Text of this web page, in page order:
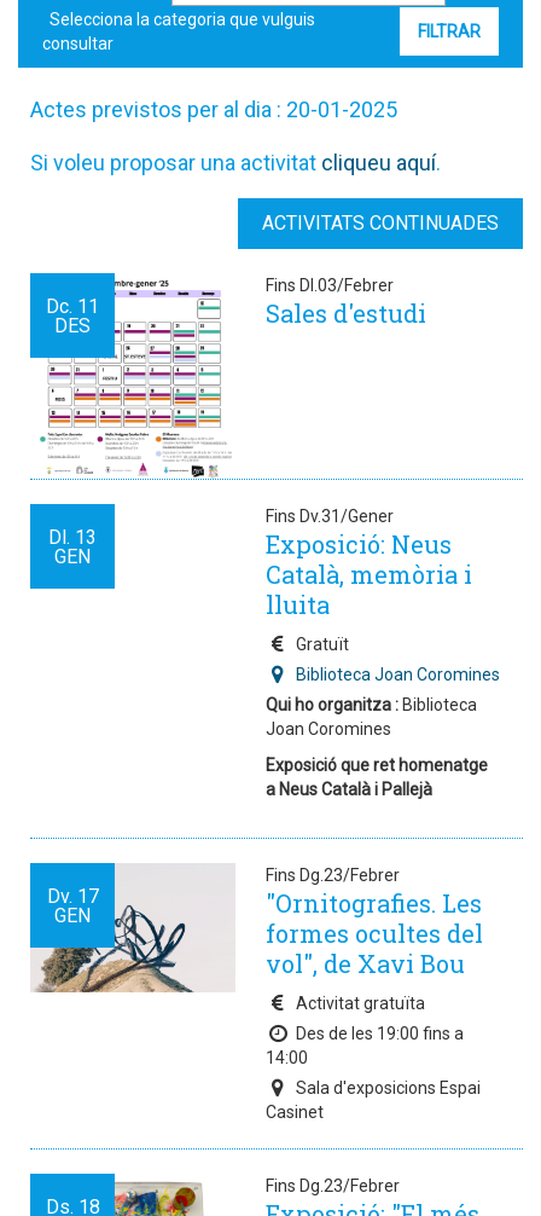
Selecciona la categoria que vulguis
consultar
Actes previstos per al dia : 20-01-2025
Si voleu proposar una activitat cliqueu aquí.
ACTIVITATS CONTINUADES
Dc. 11
DES
Fins Dl.03/Febrer
Sales d'estudi
Dl. 13
GEN
Fins Dv.31/Gener
Exposició: Neus
Català, memòria i
lluita
Gratuït
Biblioteca Joan Coromines
Qui ho organitza : Biblioteca
Joan Coromines
Exposició que ret homenatge
a Neus Català i Pallejà
Dv. 17
GEN
Fins Dg.23/Febrer
"Ornitografies. Les
formes ocultes del
vol", de Xavi Bou
Activitat gratuïta
Des de les 19:00 fins a
14:00
Sala d'exposicions Espai
Casinet
Ds. 18
Fins Dg.23/Febrer